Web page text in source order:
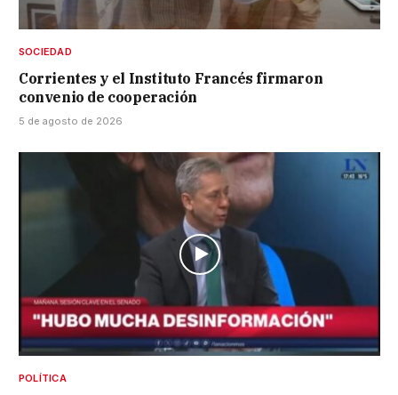
SOCIEDAD
Corrientes y el Instituto Francés firmaron
convenio de cooperación
5 de agosto de 2026
POLÍTICA